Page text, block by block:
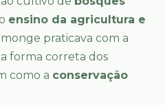
ensino da agricultura e
monge praticava com a
forma correta dos
como a conservação